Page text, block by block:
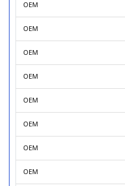
OEM
OEM
OEM
OEM
OEM
OEM
OEM
OEM